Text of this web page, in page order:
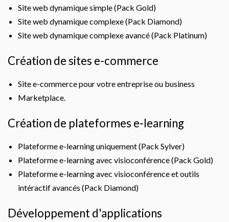
Site web dynamique simple (Pack Gold)
Site web dynamique complexe (Pack Diamond)
Site web dynamique complexe avancé (Pack Platinum)
Création de sites e-commerce
Site e-commerce pour votre entreprise ou business
Marketplace.
Création de plateformes e-learning
Plateforme e-learning uniquement (Pack Sylver)
Plateforme e-learning avec visioconférence (Pack Gold)
Plateforme e-learning avec visioconférence et outils
intéractif avancés (Pack Diamond)
Développement d'applications